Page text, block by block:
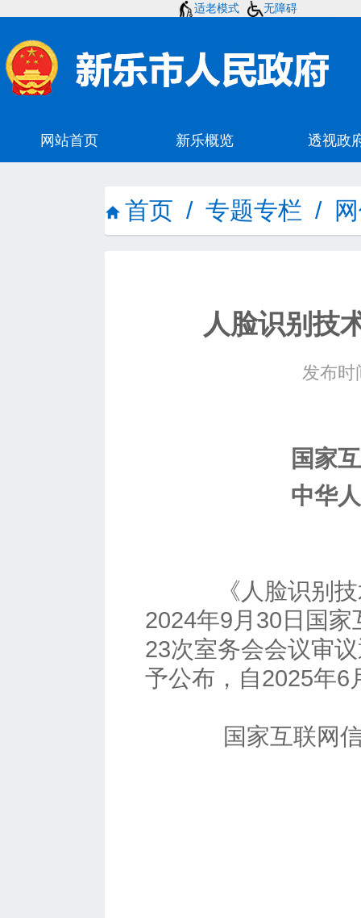
适老模式 无障碍
首页 / 专题专栏 /
人脸识别技
发布时
国家
中华
《人脸识别技
2024年9月30日国
23次室务会会议审
予公布，自2025年6
国家互联